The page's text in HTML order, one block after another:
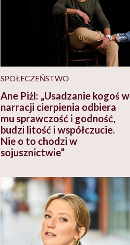
SPOŁECZEŃSTWO
Ane Piżl: „Usadzanie kogoś w
narracji cierpienia odbiera
mu sprawczość i godność,
budzi litość i współczucie.
Nie o to chodzi w
sojusznictwie”